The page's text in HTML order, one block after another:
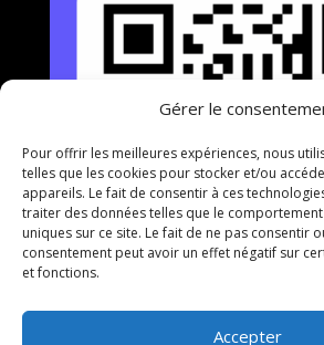
Gérer le
Pour offrir les meilleures expériences, nous
telles que les cookies pour stocker et/ou
appareils. Le fait de consentir à ces
traiter des données telles que le
uniques sur ce site. Le fait de ne pas consentir
consentement peut avoir un effet négatif sur
et fonctions.
Accepter